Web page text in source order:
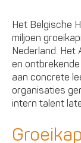
Het Belgische
miljoen
Nederland.
en
aan concrete
organisaties
intern talent